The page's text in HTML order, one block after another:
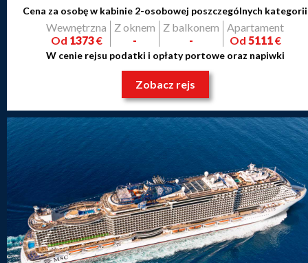
Cena za osobę w kabinie 2-osobowej poszczególnych kategorii
Wewnętrzna
Od 1373€
Z oknem
-
Z balkonem
-
Apartament
Od 5111 €
W cenie rejsu podatki i opłaty portowe oraz napiwki
Zobacz rejs